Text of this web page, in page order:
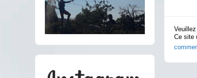
Ce site